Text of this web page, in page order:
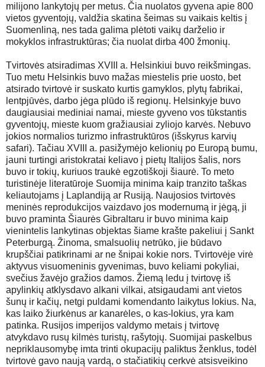
milijono lankytojų per metus. Čia nuolatos gyvena apie 800
vietos gyventojų, valdžia skatina šeimas su vaikais keltis į
Suomenliną, nes tada galima plėtoti vaikų darželio ir
mokyklos infrastruktūras; čia nuolat dirba 400 žmonių.
Tvirtovės atsiradimas XVIII a. Helsinkiui buvo reikšmingas.
Tuo metu Helsinkis buvo mažas miestelis prie uosto, bet
atsirado tvirtovė ir suskato kurtis gamyklos, plytų fabrikai,
lentpjūvės, darbo jėga plūdo iš regionų. Helsinkyje buvo
daugiausiai mediniai namai, mieste gyveno vos tūkstantis
gyventojų, mieste kuom gražiausiai zyliojo karvės. Nebuvo
jokios normalios turizmo infrastruktūros (išskyrus karvių
safari). Tačiau XVIII a. pasižymėjo kelionių po Europą bumu,
jauni turtingi aristokratai keliavo į pietų Italijos šalis, nors
buvo ir tokių, kuriuos traukė egzotiškoji šiaurė. To meto
turistinėje literatūroje Suomija minima kaip tranzito taškas
keliautojams į Laplandiją ar Rusiją. Naujosios tvirtovės
meninės reprodukcijos vaizdavo jos modernumą ir jėgą, ji
buvo praminta Šiaurės Gibraltaru ir buvo minima kaip
vienintelis lankytinas objektas šiame krašte pakeliui į Sankt
Peterburgą. Žinoma, smalsuolių netrūko, jie būdavo
krupščiai patikrinami ar ne šnipai kokie nors. Tvirtovėje virė
aktyvus visuomeninis gyvenimas, buvo keliami pokyliai,
svečius žavėjo gražios damos. Žiemą ledu į tvirtovę iš
apylinkių atklysdavo alkani vilkai, atsigaudami ant vietos
šunų ir kačių, netgi puldami komendanto laikytus lokius. Na,
kas laiko žiurkėnus ar kanarėles, o kas-lokius, yra kam
patinka. Rusijos imperijos valdymo metais į tvirtovę
atvykdavo rusų kilmės turistų, rašytojų. Suomijai paskelbus
nepriklausomybę imta trinti okupacijų paliktus ženklus, todėl
tvirtovė gavo naują vardą, o stačiatikių cerkvė atsisveikino